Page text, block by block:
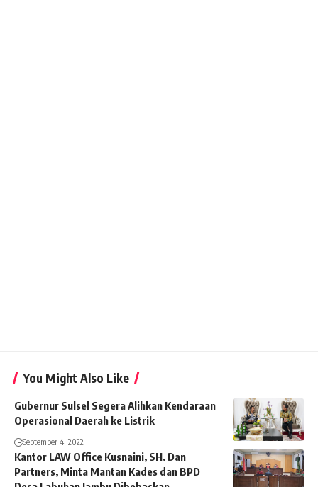
You Might Also Like
Gubernur Sulsel Segera Alihkan Kendaraan
Operasional Daerah ke Listrik
September 4, 2022
Kantor LAW Office Kusnaini, SH. Dan
Partners, Minta Mantan Kades dan BPD